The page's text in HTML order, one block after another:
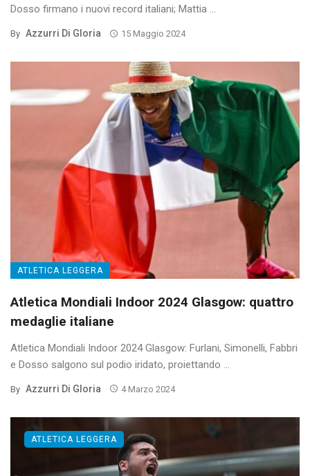
Dosso firmano i nuovi record italiani; Mattia ...
By Azzurri Di Gloria 15 Maggio 2024
ATLETICA LEGGERA
Atletica Mondiali Indoor 2024 Glasgow: quattro
medaglie italiane
Atletica Mondiali Indoor 2024 Glasgow: Furlani, Simonelli, Fabbri
e Dosso salgono sul podio iridato, proiettando ...
By Azzurri Di Gloria 4 Marzo 2024
ATLETICA LEGGERA